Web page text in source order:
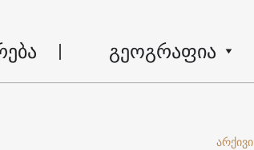
გეოგრაფია
არქივი